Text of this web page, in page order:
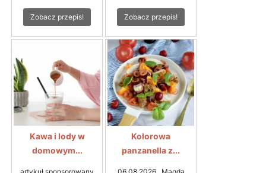
Zobacz przepis! Zobacz przepis!
Kawa i lody w
domowym...
Kolorowa
panzanella z...